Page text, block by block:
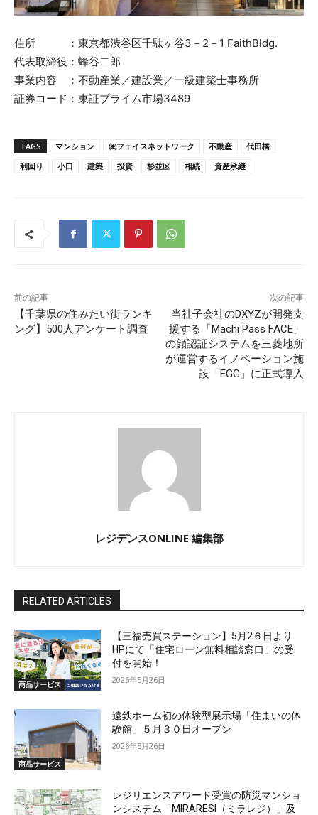
住所 ：東京都渋谷区千駄ヶ谷3－2－1 FaithBldg.
代表取締役：蜂谷二郎
事業内容 ：不動産業／建設業／一級建築士事務所
証券コード：東証プライム市場3489
TAGS マンション ㈱フェイスネットワーク 不動産
代田橋
利回り
小口 建築 投資 杉並区 相続 資産承継
前の記事
【千葉県の住みたい街ランキ
ング】500人アンケート調査
次の記事
当社子会社のDXYZが開発支
援する「Machi Pass FACE」
の顔認証システムを三菱地所
が運営するイノベーション施
設「EGG」に正式導入
レジデンスONLINE 編集部
RELATED ARTICLES
商品サービス
【三福売買ステーション】5月2６日より
HPにて「住宅ローン無料相談窓口」の受
付を開始！
2026年5月26日
商品サービス
遠鉄ホーム初の体験型展示場「住まいの体
験館」５月３０日オープン
2026年5月26日
レジリエンスアワード受賞の防災マンショ
ンシステム「MIRARESI（ミラレジ）」及